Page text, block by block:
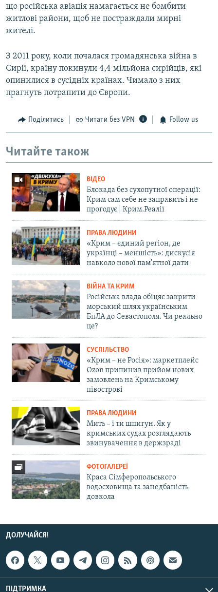
що російська авіація намагається не бомбити
житлові райони, щоб не постраждали мирні
жителі.
З 2011 року, коли почалася громадянська війна в
Сирії, країну покинули 4,4 мільйона сирійців, які
опинилися в сусідніх країнах. Чимало з них
прагнуть потрапити до Європи.
Поділитись Читати без VPN Follow us
Читайте також
ВІДЕО
Блокада без сухопутної операції:
Крим сам себе не заправить і не
прогодує | Крим.Реалії
ПРАВА ЛЮДИНИ
«Крим – єдиний регіон, де
українці – меншість»: дискусія
навколо нової пам'ятної дати
ВІЙНА ТА КРИМ
Російська влада обіцяє закрити
морський шлях українським
БпЛА до Севастополя. Чи реально
це?
СУСПІЛЬСТВО
«Крим – не Росія»: маркетплейс
Ozon припинив прийом нових
замовлень на Кримському
півострові
ПРАВА ЛЮДИНИ
Мить – і ти шпигун. Як у
кримських судах розглядають
звинувачення в держзраді
ФОТОГАЛЕРЕЇ
Краса Сімферопольського
водосховища та занедбаність
довкола
ДОЛУЧАЙСЯ!
ПІДТРИМКА